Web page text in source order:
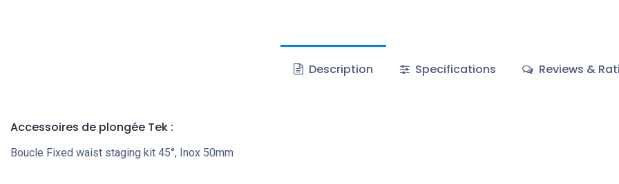
Description Specifications Reviews &
Accessoires de plongée Tek :
Boucle Fixed waist staging kit 45°, Inox 50mm